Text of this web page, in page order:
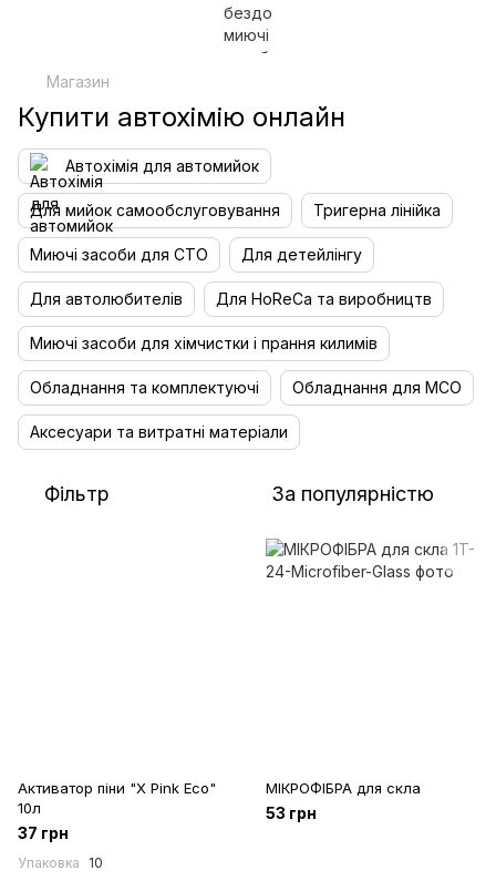
Магазин
Купити автохімію онлайн
Автохімія для автомийок
Для мийок самообслуговування Тригерна лінійка
Миючі засоби для СТО Для детейлінгу
Для автолюбителів Для HoReCa та виробництв
Миючі засоби для хімчистки і прання килимів
Обладнання та комплектуючі Обладнання для МСО
Аксесуари та витратні матеріали
Фільтр За популярністю
Активатор піни "X Pink Eco"
10л
37 грн
Упаковка 10
МІКРОФІБРА для скла
53 грн